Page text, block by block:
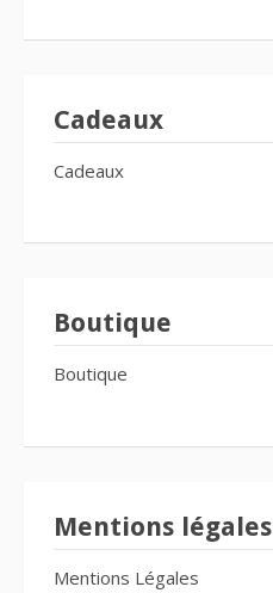
Cadeaux
Cadeaux
Boutique
Boutique
Mentions légales
Mentions Légales